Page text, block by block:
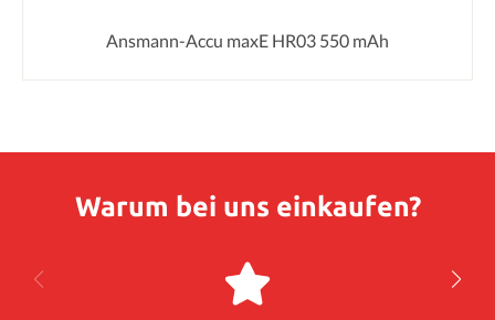
Ansmann-Accu maxE HR03 550 mAh
Warum bei uns einkaufen?